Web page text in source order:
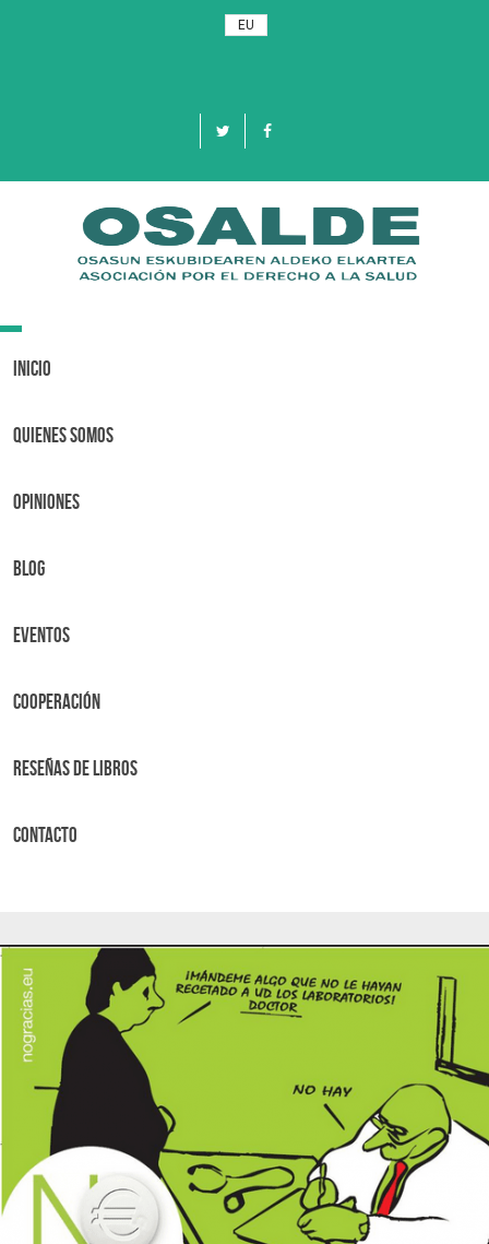
EU
Toggle
Inicio
Quienes Somos
OPINIONES
BLOG
Eventos
Cooperación
Reseñas de libros
Contacto